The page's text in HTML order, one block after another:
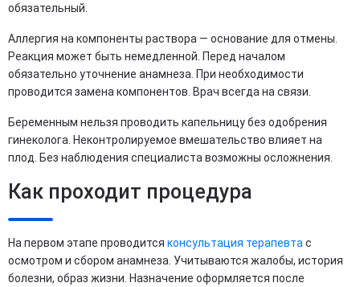
обязательный.
Аллергия на компоненты раствора — основание для отмены.
Реакция может быть немедленной. Перед началом
обязательно уточнение анамнеза. При необходимости
проводится замена компонентов. Врач всегда на связи.
Беременным нельзя проводить капельницу без одобрения
гинеколога. Неконтролируемое вмешательство влияет на
плод. Без наблюдения специалиста возможны осложнения.
Как проходит процедура
На первом этапе проводится консультация терапевта с
осмотром и сбором анамнеза. Учитываются жалобы, история
болезни, образ жизни. Назначение оформляется после